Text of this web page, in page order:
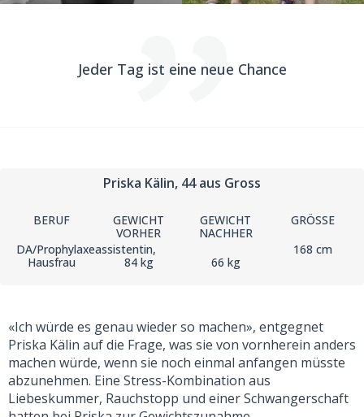
Jeder Tag ist eine neue Chance
Priska Kälin, 44aus Gross
BERUF
DA/Prophylaxeassistentin,
Hausfrau
GEWICHT
VORHER
84 kg
GEWICHT
NACHHER
66 kg
GRÖSSE
168 cm
«Ich würde es genau wieder so machen», entgegnet
Priska Kälin auf die Frage, was sie von vornherein anders
machen würde, wenn sie noch einmal anfangen müsste
abzunehmen. Eine Stress-Kombination aus
Liebeskummer, Rauchstopp und einer Schwangerschaft